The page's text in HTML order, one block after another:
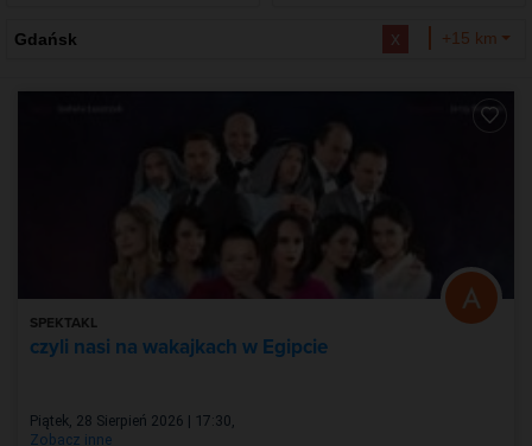
Gdańsk x +15 km
SPEKTAKL
czyli nasi na wakajkach w Egipcie
Piątek, 28 Sierpień 2026 | 17:30
Zobacz inne